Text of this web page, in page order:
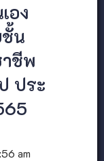
อง
ชั้น
ชีพ
ประ
am